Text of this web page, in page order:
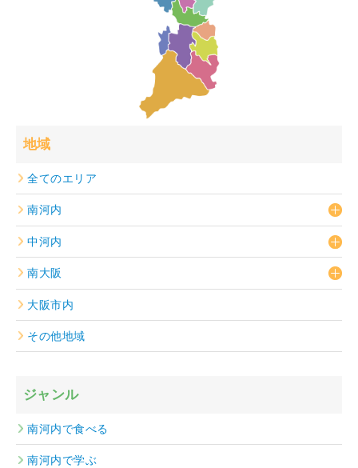
地域
全てのエリア
南河内
中河内
南大阪
大阪市内
その他地域
ジャンル
南河内で食べる
南河内で学ぶ